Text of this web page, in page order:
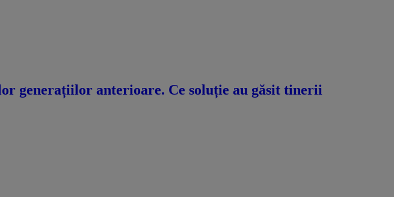
generațiilor anterioare. Ce soluție au găsit tinerii